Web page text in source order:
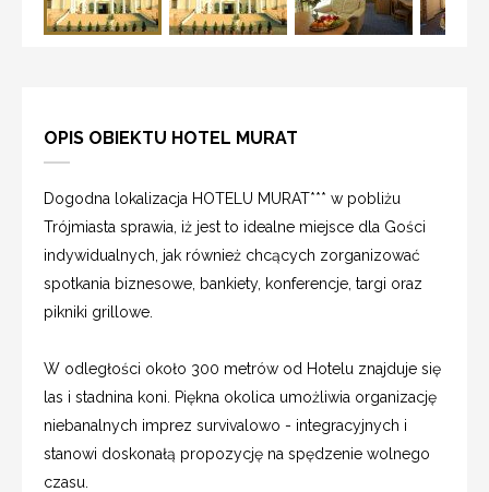
OPIS OBIEKTU HOTEL MURAT
Dogodna lokalizacja HOTELU MURAT*** w pobliżu
Trójmiasta sprawia, iż jest to idealne miejsce dla Gości
indywidualnych, jak również chcących zorganizować
spotkania biznesowe, bankiety, konferencje, targi oraz
pikniki grillowe.
W odległości około 300 metrów od Hotelu znajduje się
las i stadnina koni. Piękna okolica umożliwia organizację
niebanalnych imprez survivalowo - integracyjnych i
stanowi doskonałą propozycję na spędzenie wolnego
czasu.